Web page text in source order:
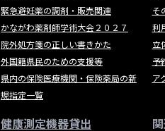
緊急避妊薬の調剤・販売関連
かながわ薬剤師学術大会２０２７
院外処方箋の正しい書きかた
外国籍県民のための支援等
県内の保険医療機関・保険薬局の新
規指定一覧
そ
利
立
予
ア
健康測定機器貸出